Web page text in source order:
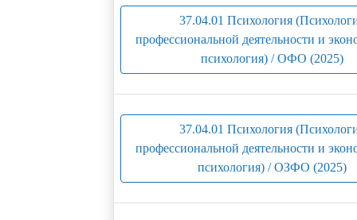
37.04.01 Психология
профессиональной деятельности и
психология) / ОФО (2025)
37.04.01 Психология
профессиональной деятельности и
психология) / ОЗФО (2025)